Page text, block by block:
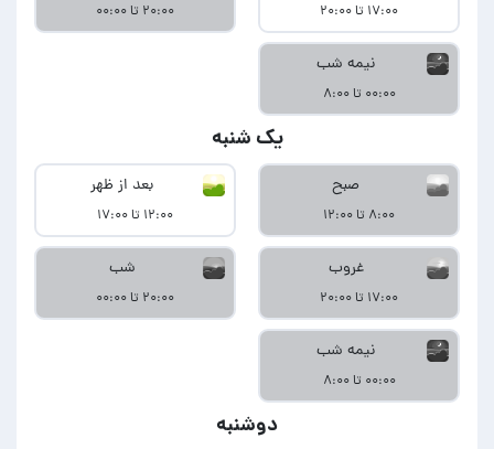
۱۷:۰۰ تا ۲۰:۰۰ ۲۰:۰۰ تا ۰۰:۰۰
نیمه شب
۰۰:۰۰ تا ۸:۰۰
یک شنبه
صبح
۸:۰۰ تا ۱۲:۰۰
بعد از ظهر
۱۲:۰۰ تا ۱۷:۰۰
غروب
۱۷:۰۰ تا ۲۰:۰۰
شب
۲۰:۰۰ تا ۰۰:۰۰
نیمه شب
۰۰:۰۰ تا ۸:۰۰
دوشنبه